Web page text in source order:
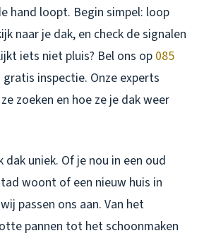
hand loopt. Begin simpel: loop
naar je dak, en check de signalen
iets niet pluis? Bel ons op 085
inspectie. Onze experts
zoeken en hoe ze je dak weer
uniek. Of je nou in een oud
woont of een nieuw huis in
passen ons aan. Van het
pannen tot het schoonmaken